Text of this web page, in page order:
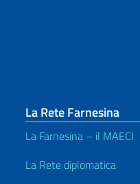
La Rete Farnesina
La Farnesina – il MAECI
La Rete diplomatica